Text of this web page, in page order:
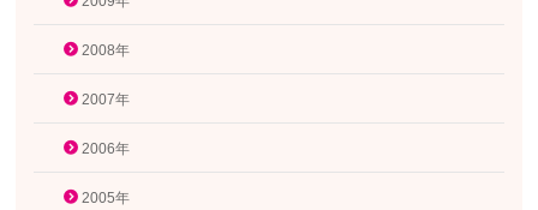
2008年
2007年
2006年
2005年